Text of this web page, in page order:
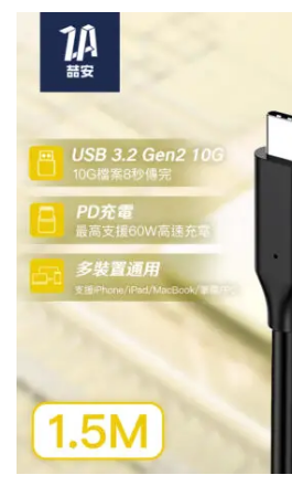
價
格：
NT$499。
價